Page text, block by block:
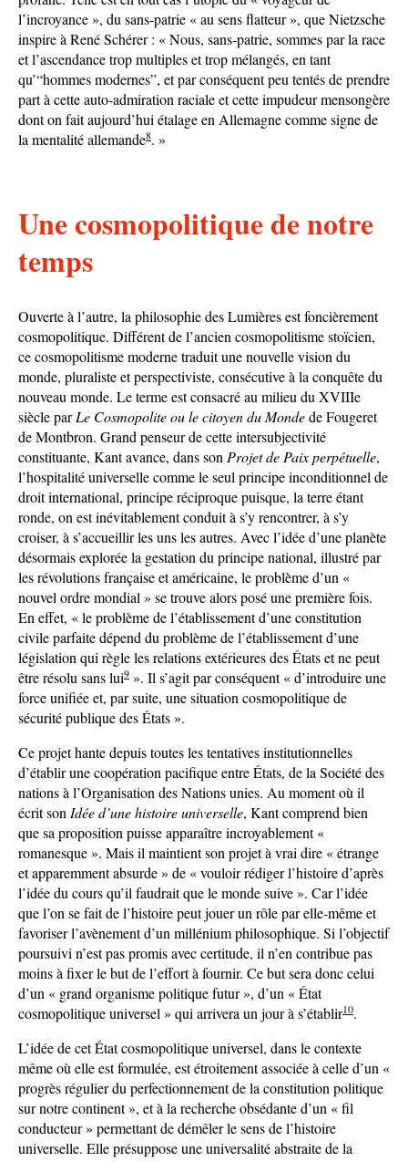
l’incroyance », du sans-patrie « au sens flatteur », que Nietzsche
inspire à René Schérer : « Nous, sans-patrie, sommes par la race
et l’ascendance trop multiples et trop mélangés, en tant
qu’“hommes modernes”, et par conséquent peu tentés de prendre
part à cette auto-admiration raciale et cette impudeur mensongère
dont on fait aujourd’hui étalage en Allemagne comme signe de
la mentalité allemande8. »
Une cosmopolitique de notre
temps
Ouverte à l’autre, la philosophie des Lumières est foncièrement
cosmopolitique. Différent de l’ancien cosmopolitisme stoïcien,
ce cosmopolitisme moderne traduit une nouvelle vision du
monde, pluraliste et perspectiviste, consécutive à la conquête du
nouveau monde. Le terme est consacré au milieu du XVIIIe
siècle parLe Cosmopolite ou le citoyen du Mondede Fougeret
de Montbron. Grand penseur de cette intersubjectivité
constituante, Kant avance, dans son Projet de Paix perpétuelle,
l’hospitalité universelle comme le seul principe inconditionnel de
droit international, principe réciproque puisque, la terre étant
ronde, on est inévitablement conduit à s’y rencontrer, à s’y
croiser, à s’accueillir les uns les autres. Avec l’idée d’une planète
désormais explorée la gestation du principe national, illustré par
les révolutions française et américaine, le problème d’un «
nouvel ordre mondial » se trouve alors posé une première fois.
En effet, « le problème de l’établissement d’une constitution
civile parfaite dépend du problème de l’établissement d’une
législation qui règle les relations extérieures des États et ne peut
être résolu sans lui9 ». Il s’agit par conséquent « d’introduire une
force unifiée et, par suite, une situation cosmopolitique de
sécurité publique des États ».
Ce projet hante depuis toutes les tentatives institutionnelles
d’établir une coopération pacifique entre États, de la Société des
nations à l’Organisation des Nations unies. Au moment où il
écrit son Idée d’une histoire universelle, Kant comprend bien
que sa proposition puisse apparaître incroyablement «
romanesque ». Mais il maintient son projet à vrai dire « étrange
et apparemment absurde » de « vouloir rédiger l’histoire d’après
l’idée du cours qu’il faudrait que le monde suive ». Car l’idée
que l’on se fait de l’histoire peut jouer un rôle par elle-même et
favoriser l’avènement d’un millénium philosophique. Si l’objectif
poursuivi n’est pas promis avec certitude, il n’en contribue pas
moins à fixer le but de l’effort à fournir. Ce but sera donc celui
d’un « grand organisme politique futur », d’un « État
cosmopolitique universel » qui arrivera un jour à s’établir10.
L’idée de cet État cosmopolitique universel, dans le contexte
même où elle est formulée, est étroitement associée à celle d’un «
progrès régulier du perfectionnement de la constitution politique
sur notre continent », et à la recherche obsédante d’un « fil
conducteur » permettant de démêler le sens de l’histoire
universelle. Elle présuppose une universalité abstraite de la